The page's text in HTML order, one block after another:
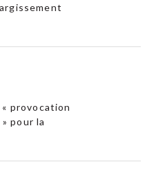
provocation
pour la